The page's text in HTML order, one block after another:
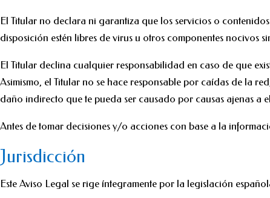
El Titular no declara ni garantiza que los servicios o
disposición estén libres de virus u otros componentes nocivos
El Titular declina cualquier responsabilidad en caso de que
Asimismo, el Titular no se hace responsable por caídas de la
daño indirecto que te pueda ser causado por causas ajenas a
Antes de tomar decisiones y/o acciones con base a la
Jurisdicción
Este Aviso Legal se rige íntegramente por la legislación